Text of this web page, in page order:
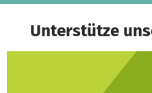
Unterstütze